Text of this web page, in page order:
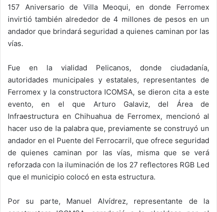
157 Aniversario de Villa Meoqui, en donde Ferromex
invirtió también alrededor de 4 millones de pesos en un
andador que brindará seguridad a quienes caminan por las
vías.
Fue en la vialidad Pelicanos, donde ciudadanía,
autoridades municipales y estatales, representantes de
Ferromex y la constructora ICOMSA, se dieron cita a este
evento, en el que Arturo Galaviz, del Área de
Infraestructura en Chihuahua de Ferromex, mencionó al
hacer uso de la palabra que, previamente se construyó un
andador en el Puente del Ferrocarril, que ofrece seguridad
de quienes caminan por las vías, misma que se verá
reforzada con la iluminación de los 27 reflectores RGB Led
que el municipio colocó en esta estructura.
Por su parte, Manuel Alvídrez, representante de la